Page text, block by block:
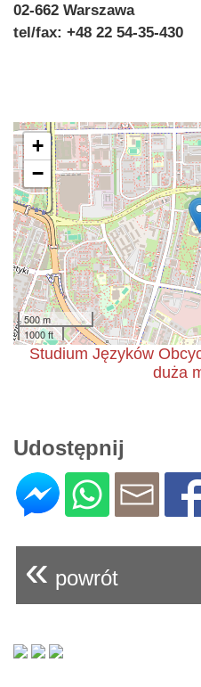
02-662 Warszawa
tel/fax: +48 22 54-35-430
+
−
500 m
1000 ft
Studium Języków
duża
Udostępnij
« powrót